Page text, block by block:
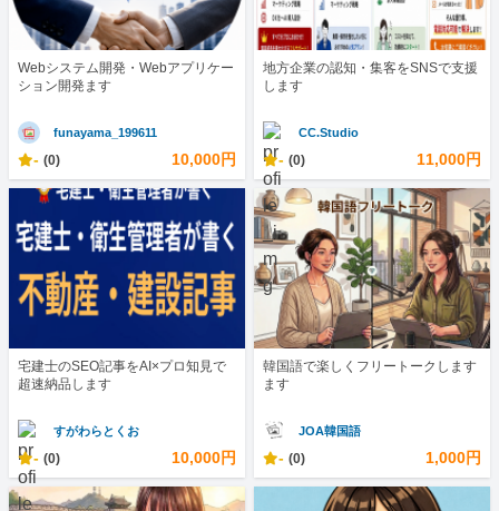
Webシステム開発・Webアプリケー
ション開発ます
funayama_199611
- (0) 10,000円
地方企業の認知・集客をSNSで支援
します
CC.Studio
- (0) 11,000円
宅建士のSEO記事をAI×プロ知見で
超速納品します
すがわらとくお
- (0) 10,000円
韓国語で楽しくフリートークします
ます
JOA韓国語
- (0) 1,000円